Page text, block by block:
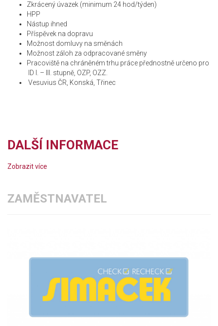
Zkrácený úvazek (minimum 24 hod/týden)
HPP
Nástup ihned
Příspěvek na dopravu
Možnost domluvy na směnách
Možnost záloh za odpracované směny
Pracoviště na chráněném trhu práce přednostně určeno pro
ID I. – III. stupně, OZP, OZZ.
Vesuvius ČR, Konská, Třinec
DALŠÍ INFORMACE
Zobrazit více
ZAMĚSTNAVATEL